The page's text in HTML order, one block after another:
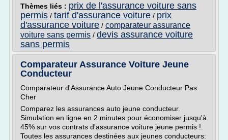
Thèmes liés : prix de l'assurance voiture sans
permis / tarif d'assurance voiture / prix
d'assurance voiture / comparateur assurance
voiture sans permis / devis assurance voiture
sans permis
Comparateur Assurance Voiture Jeune
Conducteur
Comparateur d'Assurance Auto Jeune Conducteur Pas
Cher
Comparez les assurances auto jeune conducteur.
Simulation en ligne en 2 minutes pour économiser jusqu'à
45% sur vos contrats d'assurance voiture jeune permis !.
Toutes les assurances destinées aux jeunes conducteurs: